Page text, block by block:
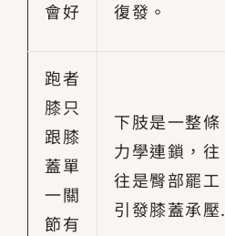
會好 復發。
跑者
膝只
跟膝
蓋單
一關
節有
下肢是一整條
力學連鎖，往
往是臀部罷工
引發膝蓋承壓.